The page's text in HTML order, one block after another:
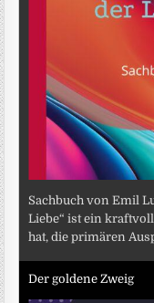
Sachbuch von Emil
Liebe“ ist ein
hat, die primären
Der goldene Zweig